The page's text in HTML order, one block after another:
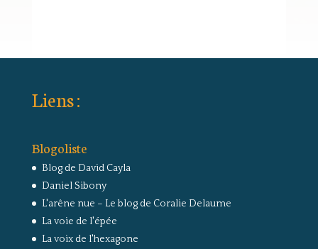
Liens :
Blogoliste
Blog de David Cayla
Daniel Sibony
L'arêne nue – Le blog de Coralie Delaume
La voie de l'épée
La voix de l'hexagone